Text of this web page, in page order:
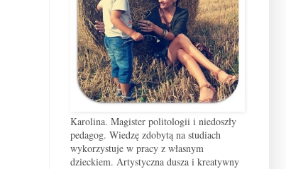
Karolina. Magister politologii i niedoszły
pedagog. Wiedzę zdobytą na studiach
wykorzystuje w pracy z własnym
dzieckiem. Artystyczna dusza i kreatywny